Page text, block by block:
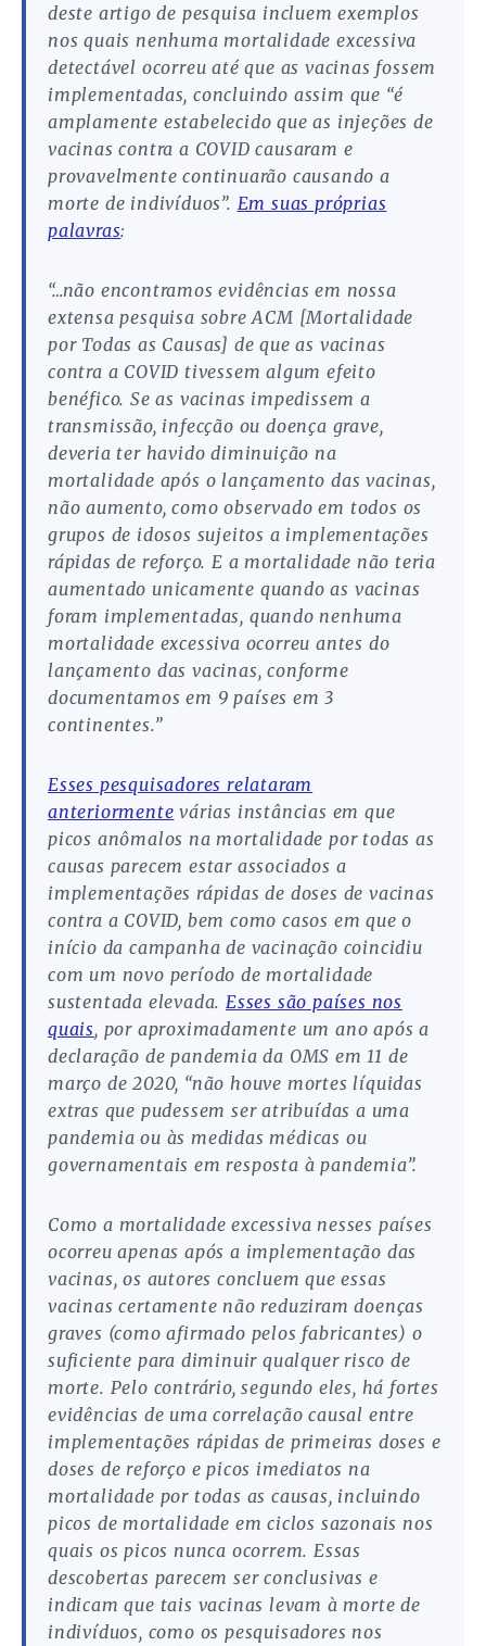
deste artigo de pesquisa incluem exemplos
nos quais nenhuma mortalidade excessiva
detectável ocorreu até que as vacinas fossem
implementadas, concluindo assim que “é
amplamente estabelecido que as injeções de
vacinas contra a COVID causaram e
provavelmente continuarão causando a
morte de indivíduos”. Em suas próprias
palavras:
“…não encontramos evidências em nossa
extensa pesquisa sobre ACM [Mortalidade
por Todas as Causas] de que as vacinas
contra a COVID tivessem algum efeito
benéfico. Se as vacinas impedissem a
transmissão, infecção ou doença grave,
deveria ter havido diminuição na
mortalidade após o lançamento das vacinas,
não aumento, como observado em todos os
grupos de idosos sujeitos a implementações
rápidas de reforço. E a mortalidade não teria
aumentado unicamente quando as vacinas
foram implementadas, quando nenhuma
mortalidade excessiva ocorreu antes do
lançamento das vacinas, conforme
documentamos em 9 países em 3
continentes.”
Esses pesquisadores relataram
anteriormente várias instâncias em que
picos anômalos na mortalidade por todas as
causas parecem estar associados a
implementações rápidas de doses de vacinas
contra a COVID, bem como casos em que o
início da campanha de vacinação coincidiu
com um novo período de mortalidade
sustentada elevada. Esses são países nos
quais, por aproximadamente um ano após a
declaração de pandemia da OMS em 11 de
março de 2020, “não houve mortes líquidas
extras que pudessem ser atribuídas a uma
pandemia ou às medidas médicas ou
governamentais em resposta à pandemia”.
Como a mortalidade excessiva nesses países
ocorreu apenas após a implementação das
vacinas, os autores concluem que essas
vacinas certamente não reduziram doenças
graves (como afirmado pelos fabricantes) o
suficiente para diminuir qualquer risco de
morte. Pelo contrário, segundo eles, há fortes
evidências de uma correlação causal entre
implementações rápidas de primeiras doses e
doses de reforço e picos imediatos na
mortalidade por todas as causas, incluindo
picos de mortalidade em ciclos sazonais nos
quais os picos nunca ocorrem. Essas
descobertas parecem ser conclusivas e
indicam que tais vacinas levam à morte de
indivíduos, como os pesquisadores nos